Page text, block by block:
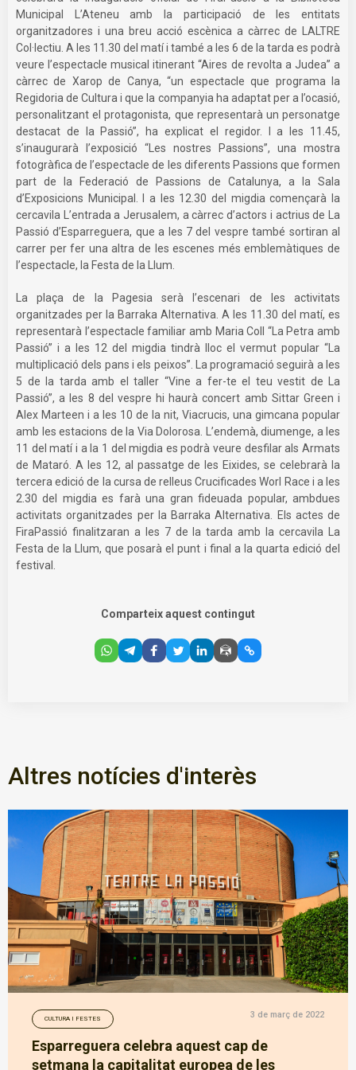
Municipal L’Ateneu amb la participació de les entitats
organitzadores i una breu acció escènica a càrrec de LALTRE
Col·lectiu. A les 11.30 del matí i també a les 6 de la tarda es podrà
veure l’espectacle musical itinerant “Aires de revolta a Judea” a
càrrec de Xarop de Canya, “un espectacle que programa la
Regidoria de Cultura i que la companyia ha adaptat per a l’ocasió,
personalitzant el protagonista, que representarà un personatge
destacat de la Passió”, ha explicat el regidor. I a les 11.45,
s’inaugurarà l’exposició “Les nostres Passions”, una mostra
fotogràfica de l’espectacle de les diferents Passions que formen
part de la Federació de Passions de Catalunya, a la Sala
d’Exposicions Municipal. I a les 12.30 del migdia començarà la
cercavila L’entrada a Jerusalem, a càrrec d’actors i actrius de La
Passió d’Esparreguera, que a les 7 del vespre també sortiran al
carrer per fer una altra de les escenes més emblemàtiques de
l’espectacle, la Festa de la Llum.
La plaça de la Pagesia serà l’escenari de les activitats
organitzades per la Barraka Alternativa. A les 11.30 del matí, es
representarà l’espectacle familiar amb Maria Coll “La Petra amb
Passió” i a les 12 del migdia tindrà lloc el vermut popular “La
multiplicació dels pans i els peixos”. La programació seguirà a les
5 de la tarda amb el taller “Vine a fer-te el teu vestit de La
Passió”, a les 8 del vespre hi haurà concert amb Sittar Green i
Alex Marteen i a les 10 de la nit, Viacrucis, una gimcana popular
amb les estacions de la Via Dolorosa. L’endemà, diumenge, a les
11 del matí i a la 1 del migdia es podrà veure desfilar als Armats
de Mataró. A les 12, al passatge de les Eixides, se celebrarà la
tercera edició de la cursa de relleus Crucificades Worl Race i a les
2.30 del migdia es farà una gran fideuada popular, ambdues
activitats organitzades per la Barraka Alternativa. Els actes de
FiraPassió finalitzaran a les 7 de la tarda amb la cercavila La
Festa de la Llum, que posarà el punt i final a la quarta edició del
festival.
Comparteix aquest contingut
Altres notícies d'interès
CULTURA I FESTES 3 de març de 2022
Esparreguera celebra aquest cap de
setmana la capitalitat europea de les